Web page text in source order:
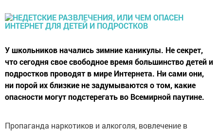
У школьников начались зимние каникулы. Не секрет,
что сегодня свое свободное время большинство детей и
подростков проводят в мире Интернета. Ни сами они,
ни порой их близкие не задумываются о том, какие
опасности могут подстерегать во Всемирной паутине.
Пропаганда наркотиков и алкоголя, вовлечение в